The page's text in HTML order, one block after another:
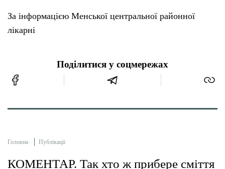
За інформацією Менської центральної районної
лікарні
Поділитися у соцмережах
Головна Публікації
КОМЕНТАР. Так хто ж прибере сміття